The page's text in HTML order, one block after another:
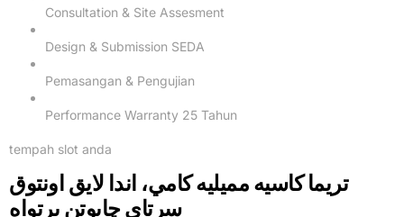
Consultation & Site Assesment
Design & Submission SEDA
Pemasangan & Pengujian
Performance Warranty 25 Tahun
tempah slot anda
تريما کاسيه مميليه کامي، اندا لايق اونتوق
سرتاي چابوتن برتواه